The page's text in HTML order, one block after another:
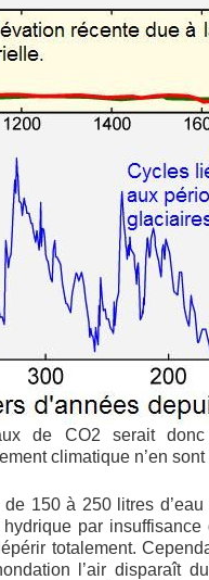
de CO2 serait
climatique n’en sont
150 à 250 litres
par
totalement.
l’air disparaît